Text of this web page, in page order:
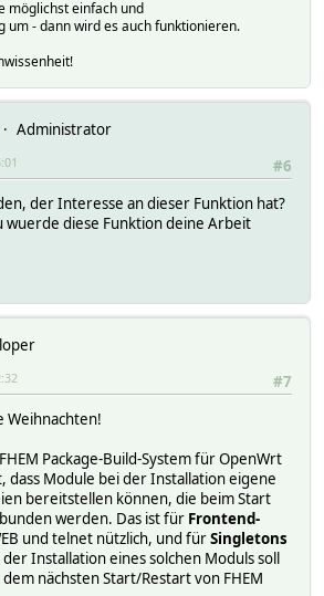
möglichst einfach und
um - dann wird es auch funktionieren.
Administrator
#6
der Interesse an dieser Funktion hat?
wuerde diese Funktion deine Arbeit
#7
Weihnachten!
Package-Build-System für OpenWrt
dass Module bei der Installation eigene
bereitstellen können, die beim Start
werden. Das ist für Frontend-
und telnet nützlich, und fürSingletons
Installation eines solchen Moduls soll
nächsten Start/Restart von FHEM